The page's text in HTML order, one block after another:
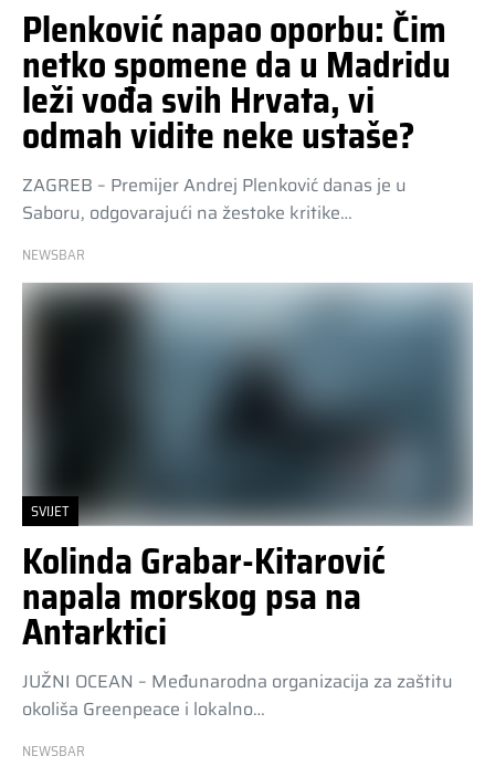
Plenković napao oporbu: Čim
netko spomene da u Madridu
leži vođa svih Hrvata, vi
odmah vidite neke ustaše?
ZAGREB – Premijer Andrej Plenković danas je u
Saboru, odgovarajući na žestoke kritike…
NEWSBAR
SVIJET
Kolinda Grabar-Kitarović
napala morskog psa na
Antarktici
JUŽNI OCEAN – Međunarodna organizacija za zaštitu
okoliša Greenpeace i lokalno…
NEWSBAR